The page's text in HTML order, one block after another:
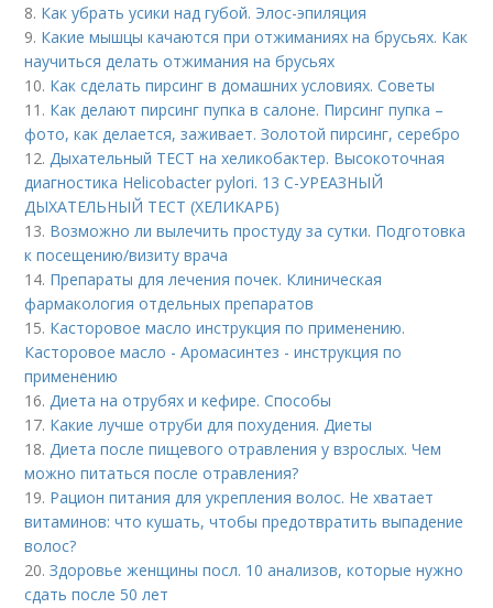
8. Как убрать усики над губой. Элос-эпиляция
9. Какие мышцы качаются при отжиманиях на брусьях. Как
научиться делать отжимания на брусьях
10. Как сделать пирсинг в домашних условиях. Советы
11. Как делают пирсинг пупка в салоне. Пирсинг пупка –
фото, как делается, заживает. Золотой пирсинг, серебро
12.Дыхательный ТЕСТ на хеликобактер. Высокоточная
диагностика Helicobacter pylori. 13 C-УРЕАЗНЫЙ
ДЫХАТЕЛЬНЫЙ ТЕСТ (ХЕЛИКАРБ)
13. Возможно ли вылечить простуду за сутки. Подготовка
к посещению/визиту врача
14. Препараты для лечения почек. Клиническая
фармакология отдельных препаратов
15. Касторовое масло инструкция по применению.
Касторовое масло - Аромасинтез - инструкция по
применению
16.Диета на отрубях и кефире. Способы
17. Какие лучше отруби для похудения. Диеты
18.Диета после пищевого отравления у взрослых. Чем
можно питаться после отравления?
19. Рацион питания для укрепления волос. Не хватает
витаминов: что кушать, чтобы предотвратить выпадение
волос?
20.Здоровье женщины посл. 10 анализов, которые нужно
сдать после 50 лет